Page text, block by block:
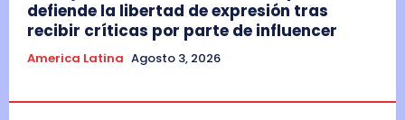
defiende la libertad de expresión tras
recibir críticas por parte de influencer
America Latina Agosto 3, 2026